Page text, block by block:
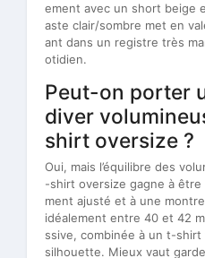
ement avec un short beige
aste clair/sombre met en
ant dans un registre très
otidien.
Peut-on porter
diver
shirt oversize ?
Oui, mais l’équilibre des
-shirt oversize gagne à
ment ajusté et à une
idéalement entre 40 et 42
ssive, combinée à un t-
silhouette. Mieux vaut